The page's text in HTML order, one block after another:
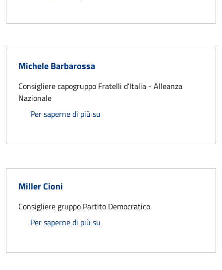
Michele Barbarossa
Consigliere capogruppo Fratelli d’Italia - Alleanza
Nazionale
Per saperne di più su
Miller Cioni
Consigliere gruppo Partito Democratico
Per saperne di più su